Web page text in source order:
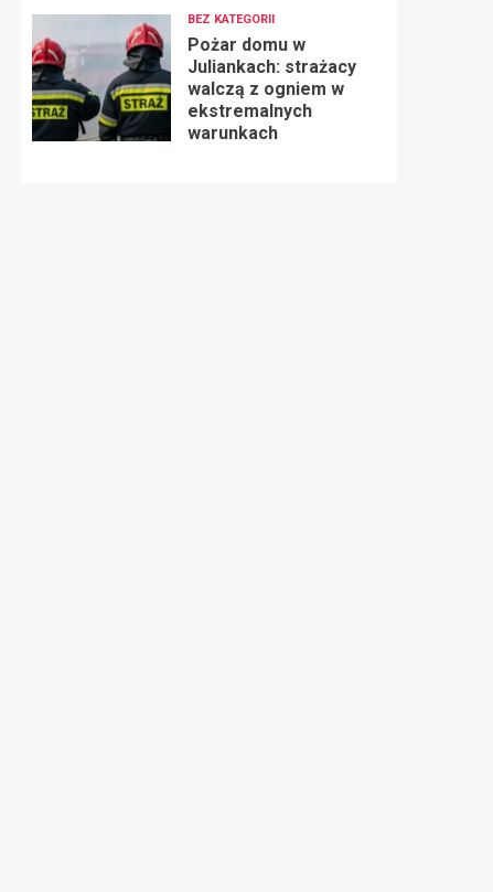
BEZ KATEGORII
Pożar domu w
Juliankach: strażacy
walczą z ogniem w
ekstremalnych
warunkach